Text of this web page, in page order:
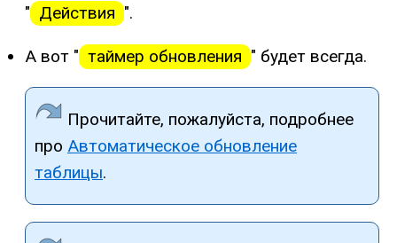
" Действия ".
А вот " таймер обновления " будет всегда.
Прочитайте, пожалуйста, подробнее
про Автоматическое обновление
таблицы.